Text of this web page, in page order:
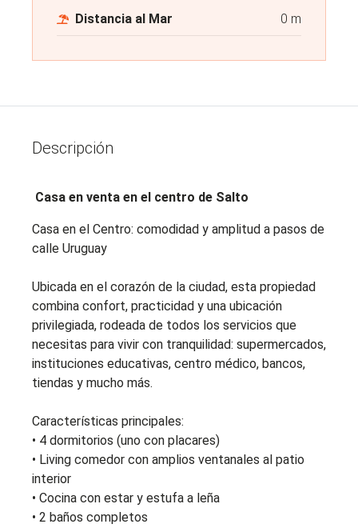
Distancia al Mar 0 m
Descripción
Casa en venta en el centro de Salto
Casa en el Centro: comodidad y amplitud a pasos de
calle Uruguay
Ubicada en el corazón de la ciudad, esta propiedad
combina confort, practicidad y una ubicación
privilegiada, rodeada de todos los servicios que
necesitas para vivir con tranquilidad: supermercados,
instituciones educativas, centro médico, bancos,
tiendas y mucho más.
Características principales:
• 4 dormitorios (uno con placares)
• Living comedor con amplios ventanales al patio
interior
• Cocina con estar y estufa a leña
• 2 baños completos